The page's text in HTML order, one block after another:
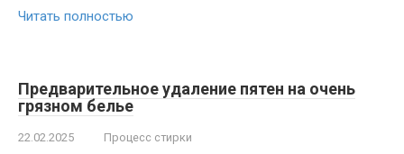
Читать полностью
Предварительное удаление пятен на очень
грязном белье
22.02.2025 Процесс стирки